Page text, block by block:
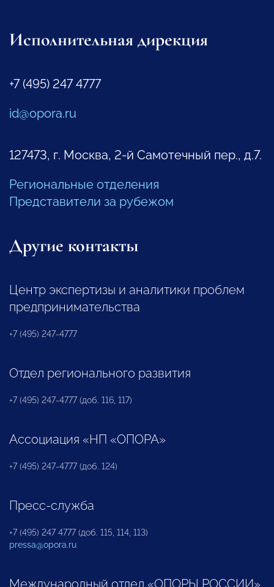
Исполнительная дирекция
+7 (495) 247 4777
id@opora.ru
127473, г. Москва, 2-й Самотечный пер., д.7.
Региональные отделения
Представители за рубежом
Другие контакты
Центр экспертизы и аналитики проблем
предпринимательства
+7 (495) 247-4777
Отдел регионального развития
+7 (495) 247-4777 (доб. 116, 117)
Ассоциация «НП «ОПОРА»
+7 (495) 247-4777 (доб. 124)
Пресс-служба
+7 (495) 247 4777 (доб. 115, 114, 113)
pressa@opora.ru
Международный отдел «ОПОРЫ РОССИИ»